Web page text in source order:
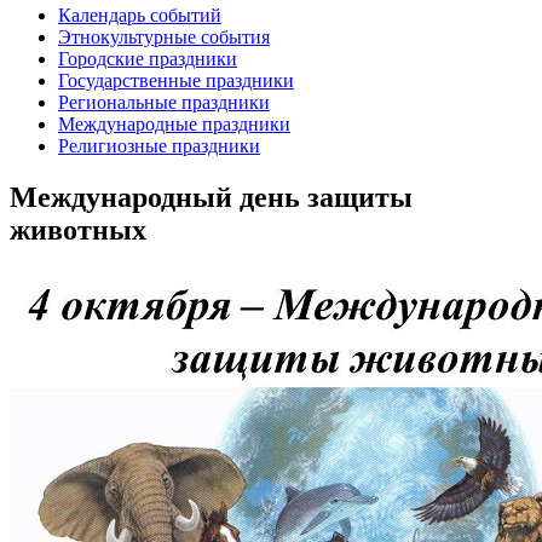
Календарь событий
Этнокультурные события
Городские праздники
Государственные праздники
Региональные праздники
Международные праздники
Религиозные праздники
Международный день защиты
животных